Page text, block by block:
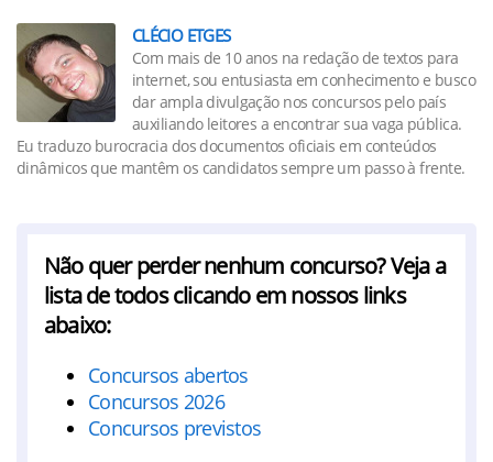
CLÉCIO ETGES
Com mais de 10 anos na redação de textos para
internet, sou entusiasta em conhecimento e busco
dar ampla divulgação nos concursos pelo país
auxiliando leitores a encontrar sua vaga pública.
Eu traduzo burocracia dos documentos oficiais em conteúdos
dinâmicos que mantêm os candidatos sempre um passo à frente.
Não quer perder nenhum concurso? Veja a
lista de todos clicando em nossos links
abaixo:
Concursos abertos
Concursos 2026
Concursos previstos